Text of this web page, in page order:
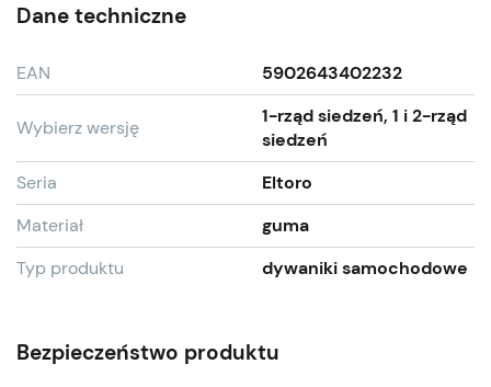
Dane techniczne
EAN 5902643402232
Wybierz wersję
1-rząd siedzeń, 1 i 2-rząd
siedzeń
Seria
Eltoro
Materiał
guma
Typ produktu
dywaniki samochodowe
Bezpieczeństwo produktu